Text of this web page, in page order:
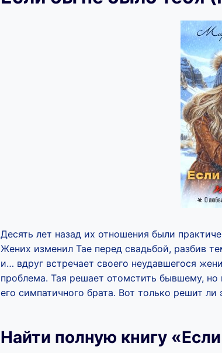
Десять лет назад их отношения были
Жених изменил Тае перед свадьбой, разбив
и… вдруг встречает своего неудавшегося
проблема. Тая решает отомстить бывшему,
его симпатичного брата. Вот только решит
Найти полную книгу